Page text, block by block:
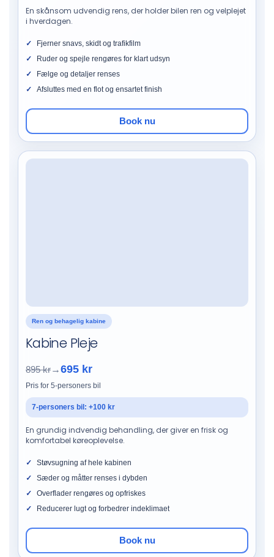
En skånsom udvendig rens, der holder bilen ren og velplejet
i hverdagen.
Fjerner snavs, skidt og trafikfilm
Ruder og spejle rengøres for klart udsyn
Fælge og detaljer renses
Afsluttes med en flot og ensartet finish
Book nu
Ren og behagelig kabine
Kabine Pleje
895 kr→695 kr
Pris for 5-personers bil
7-personers bil: +100 kr
En grundig indvendig behandling, der giver en frisk og
komfortabel køreoplevelse.
Støvsugning af hele kabinen
Sæder og måtter renses i dybden
Overflader rengøres og opfriskes
Reducerer lugt og forbedrer indeklimaet
Book nu